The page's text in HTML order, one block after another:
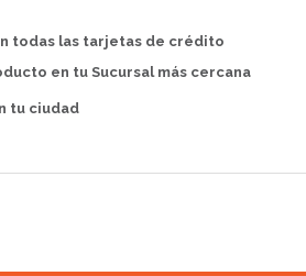
todas las tarjetas de crédito
en tu Sucursal más cercana
tu ciudad